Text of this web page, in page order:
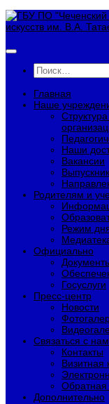
Перейти
к
Найти:
Главная
Наше
Наши
Вакансии
Родителям и
Режим
Официально
Госуслуги
Пресс-центр
Новости
Связаться с
Контакты
Визитная
Обратная
Дополнительно